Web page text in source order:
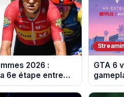
2026 :
6e étape entre
sur-Rhône
GTA 6